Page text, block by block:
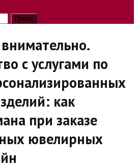
с услугами по
как
при заказе
ювелирных